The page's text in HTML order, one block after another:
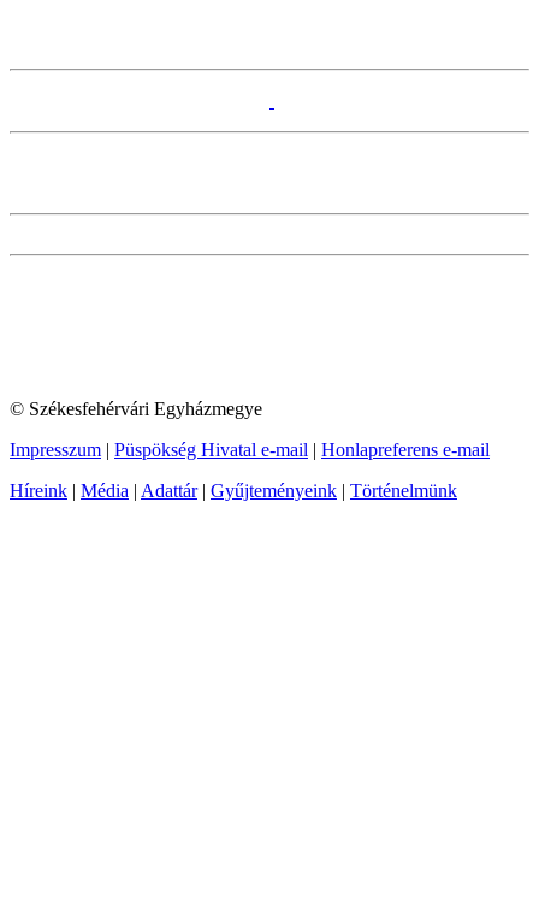
© Székesfehérvári Egyházmegye
Impresszum | Püspökség Hivatal e-mail | Honlapreferens e-mail
Híreink | Média | Adattár| Gyűjteményeink | Történelmünk